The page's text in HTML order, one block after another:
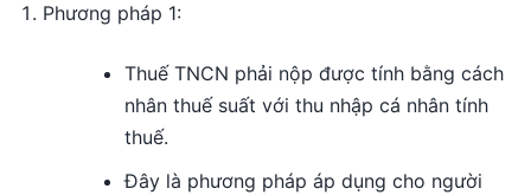
Phương pháp 1:
Thuế TNCN phải nộp được tính bằng cách
nhân thuế suất với thu nhập cá nhân tính
thuế.
Đây là phương pháp áp dụng cho người